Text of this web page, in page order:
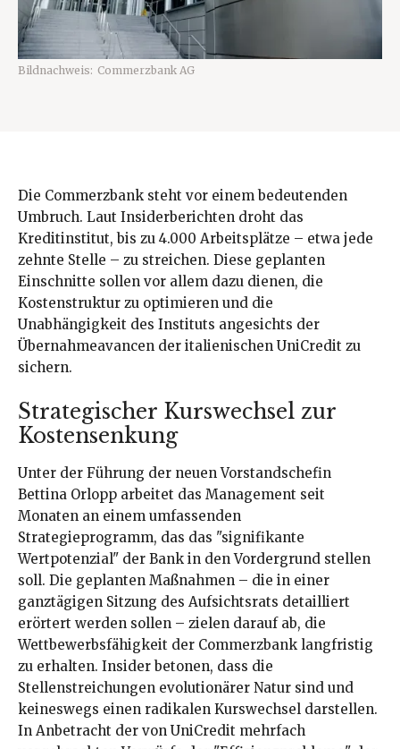
Bildnachweis: Commerzbank AG
Die Commerzbank steht vor einem bedeutenden
Umbruch. Laut Insiderberichten droht das
Kreditinstitut, bis zu 4.000 Arbeitsplätze – etwa jede
zehnte Stelle – zu streichen. Diese geplanten
Einschnitte sollen vor allem dazu dienen, die
Kostenstruktur zu optimieren und die
Unabhängigkeit des Instituts angesichts der
Übernahmeavancen der italienischen UniCredit zu
sichern.
Strategischer Kurswechsel zur
Kostensenkung
Unter der Führung der neuen Vorstandschefin
Bettina Orlopp arbeitet das Management seit
Monaten an einem umfassenden
Strategieprogramm, das das "signifikante
Wertpotenzial" der Bank in den Vordergrund stellen
soll. Die geplanten Maßnahmen – die in einer
ganztägigen Sitzung des Aufsichtsrats detailliert
erörtert werden sollen – zielen darauf ab, die
Wettbewerbsfähigkeit der Commerzbank langfristig
zu erhalten. Insider betonen, dass die
Stellenstreichungen evolutionärer Natur sind und
keineswegs einen radikalen Kurswechsel darstellen.
In Anbetracht der von UniCredit mehrfach